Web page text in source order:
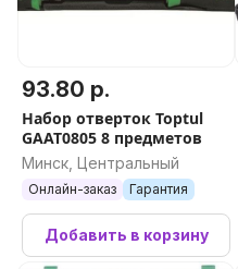
93.80 р.
Набор отверток Toptul
GAAT0805 8 предметов
Минск, Центральный
Онлайн-заказ Гарантия
Добавить в корзину